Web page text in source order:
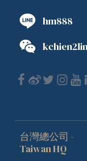
hm888
台灣總公司 -
Taiwan HQ